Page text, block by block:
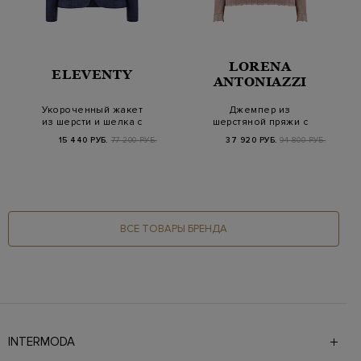
ELEVENTY
Укороченный жакет
из шерсти и шелка с
15 440 РУБ. 77 200 РУБ.
LORENA
ANTONIAZZI
Джемпер из
шерстяной пряжи с
пайетками
37 920 РУБ. 94 800 РУБ.
ВСЕ ТОВАРЫ БРЕНДА
INTERMODA